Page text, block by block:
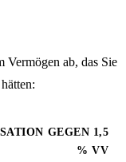
ab, das Sie
GEGEN 1,5
% VV